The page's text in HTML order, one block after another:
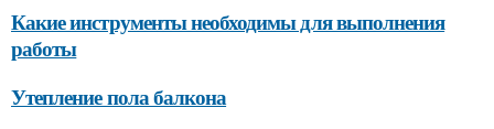
Какие инструменты необходимы для выполнения
работы
Утепление пола балкона